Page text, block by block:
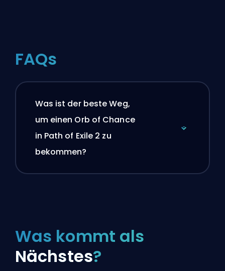
FAQs
Was ist der beste Weg,
um einen Orb of Chance
in Path of Exile 2 zu
bekommen?
Was kommt als
Nächstes?